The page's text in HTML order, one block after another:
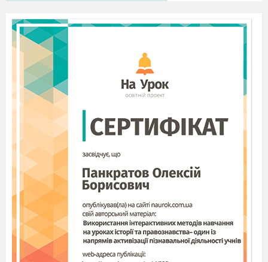
Сума всіх кутів
чотирикутника (360
Пристрій для побудови та
вимірювання ліній (лінійка).
Одиниця вимірювання кутів
(градус).
Як знайти периметр
прямокутника? (P=(a+b)•2).
А, як знаходиться периметр
квадрата? (P=4•a).
Трикутник, у якого всі
сторони рівні (рівносторонній).
У рівнобедреному
трикутнику сторони називаються (бічні
та основа).
Трикутник, у якого є кут